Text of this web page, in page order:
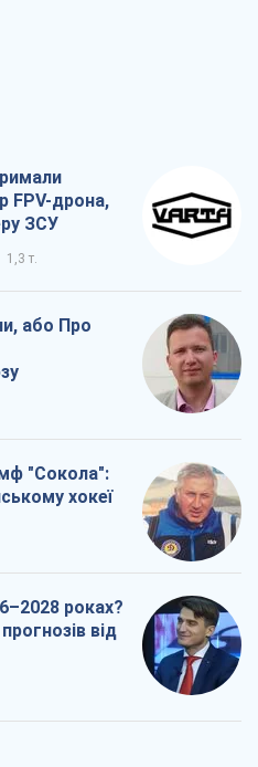
FPV-дрона,
ЗСУ
1,3 т.
або Про
"Сокола":
хокеї
роках?
від